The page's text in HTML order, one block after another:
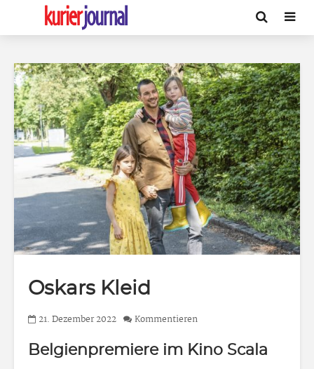
Oskars Kleid
21. Dezember 2022 Kommentieren
Belgienpremiere im Kino Scala